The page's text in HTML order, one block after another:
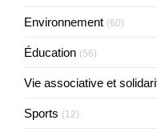
Environnement (60)
Éducation (56)
Vie associative et
Sports (12)